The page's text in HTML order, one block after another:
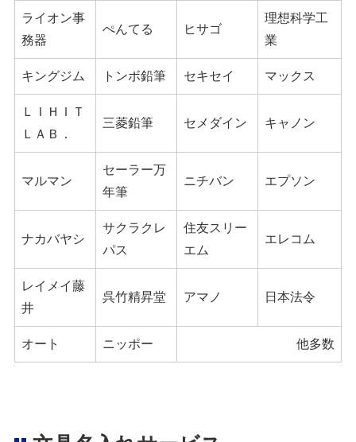
ライオン事
務器
ぺんてる ヒサゴ
理想科学工
業
キングジム トンボ鉛筆 セキセイ マックス
ＬＩＨＩＴ
ＬＡＢ．
三菱鉛筆 セメダイン キャノン
マルマン
セーラー万
年筆
ニチバン エプソン
ナカバヤシ
サクラクレ
パス
住友スリー
エム
エレコム
レイメイ藤
井
呉竹精昇堂 アマノ 日本法令
オート ニッポー 他多数